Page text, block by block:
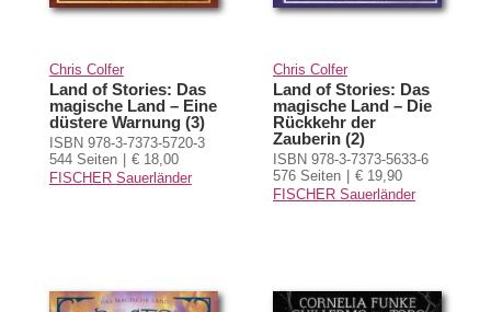
Chris Colfer
Land of Stories: Das
magische Land – Eine
düstere Warnung (3)
ISBN 978-3-7373-5720-3
544 Seiten
€ 18,00
FISCHER Sauerländer
Chris Colfer
Land of Stories: Das
magische Land – Die
Rückkehr der
Zauberin (2)
ISBN 978-3-7373-5633-6
576 Seiten
€ 19,90
FISCHER Sauerländer